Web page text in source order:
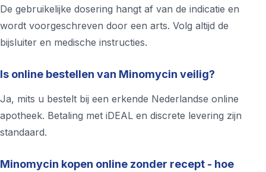
De gebruikelijke dosering hangt af van de indicatie en
wordt voorgeschreven door een arts. Volg altijd de
bijsluiter en medische instructies.
Is online bestellen van Minomycin veilig?
Ja, mits u bestelt bij een erkende Nederlandse online
apotheek. Betaling met iDEAL en discrete levering zijn
standaard.
Minomycin kopen online zonder recept - hoe